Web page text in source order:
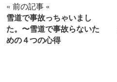
« 前の記事 «
雪道で事故っちゃいまし
た。〜雪道で事故らないた
めの４つの心得